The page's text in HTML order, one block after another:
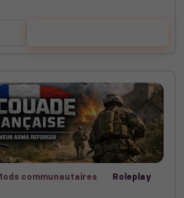
communautaires
Roleplay